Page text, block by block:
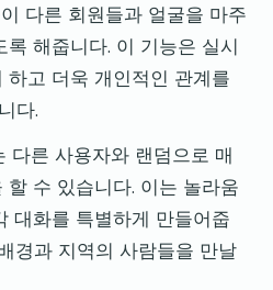
다른 회원들과 얼굴을 마주
해줍니다. 이 기능은 실시
하고 더욱 개인적인 관계를
다.
다른 사용자와 랜덤으로 매
할 수 있습니다. 이는 놀라움
대화를 특별하게 만들어줍
경과 지역의 사람들을 만날